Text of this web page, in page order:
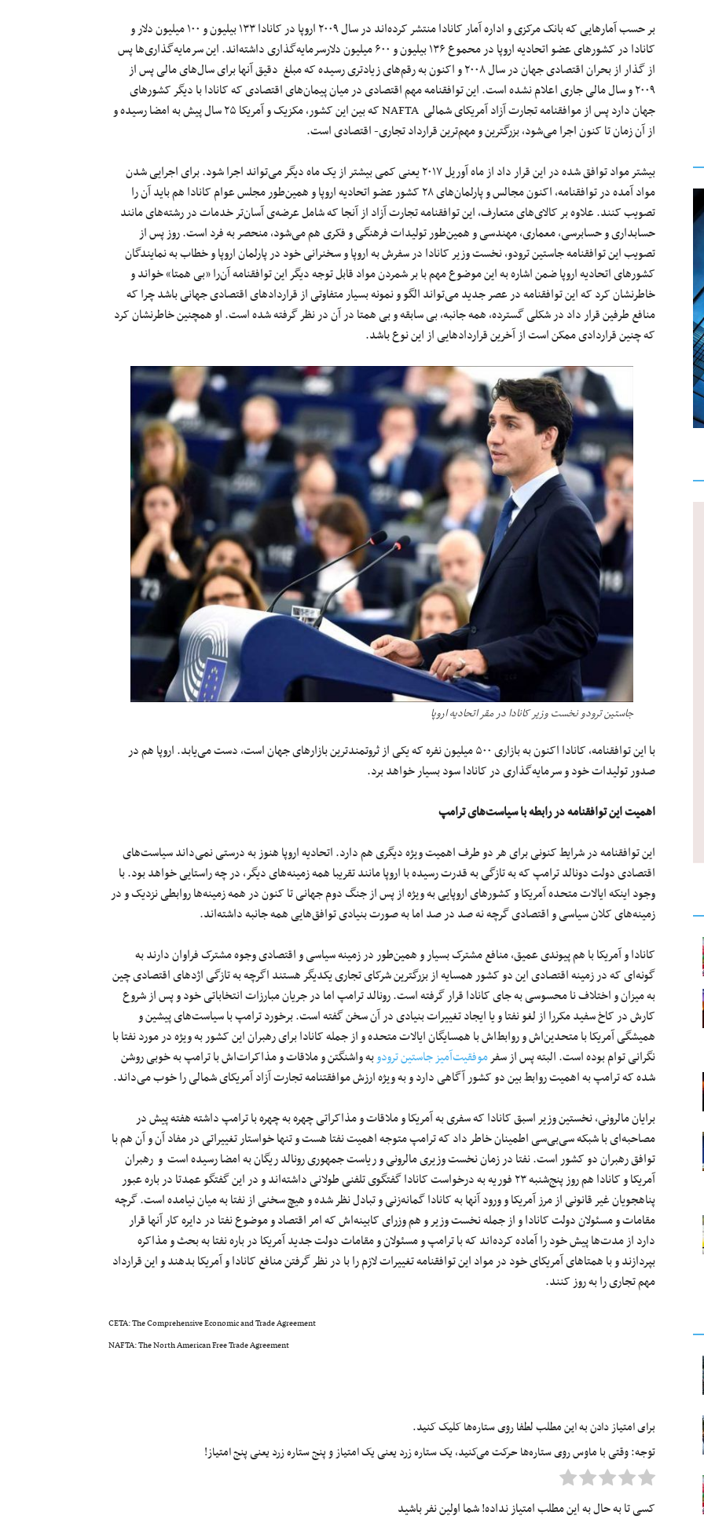
بر حسب آمارهایی که بانک مرکزی و اداره آمار کانادا منتشر کرده‌اند در سال ۲۰۰۹ اروپا در کانادا ۱۳۳ بیلیون و ۱۰۰ میلیون دلار و
کانادا در کشورهای عضو اتحادیه اروپا در محموع ۱۳۶ بیلیون و ۶۰۰ میلیون دلارسرمایه‌گذاری داشته‌اند. این سرمایه‌گذاری‌ها پس
از گذار از بحران اقتصادی جهان در سال ۲۰۰۸ و اکنون به رقم‌های زیادتری رسیده که مبلغ دقیق آنها برای سال‌های مالی پس از
۲۰۰۹ و سال مالی جاری اعلام نشده است. این توافقنامه مهم اقتصادی در میان پیمان‌های اقتصادی که کانادا با دیگر کشورهای
جهان دارد پس از موافقنامه تجارت آزاد آمریکای شمالی NAFTA که بین این کشور، مکزیک و آمریکا ۲۵ سال پیش به امضا رسیده و
از آن زمان تا کنون اجرا می‌شود، بزرگترین و مهم‌ترین قرارداد تجاری- اقتصادی است.
بیشتر مواد توافق شده در این قرار داد از ماه آوریل ۲۰۱۷ یعنی کمی بیشتر از یک ماه دیگر می‌تواند اجرا شود. برای اجرایی شدن
مواد آمده در توافقنامه، اکنون مجالس و پارلمان‌های ۲۸ کشور عضو اتحادیه اروپا و همین‌طور مجلس عوام کانادا هم باید آن را
تصویب کنند. علاوه بر کالای‌های متعارف، این توافقنامه تجارت آزاد از آنجا که شامل عرضه‌ی آسان‌تر خدمات در رشته‌های مانند
حسابداری و حسابرسی، معماری، مهندسی و همین‌طور تولیدات فرهنگی و فکری هم می‌شود، منحصر به فرد است. روز پس از
تصویب این توافقنامه جاستین ترودو، نخست وزیر کانادا در سفرش به اروپا و سخنرانی خود در پارلمان اروپا و خطاب به نمایندگان
کشورهای اتحادیه اروپا ضمن اشاره به این موضوع مهم با بر شمردن مواد قابل توجه دیگر این توافقنامه آن‌را «بی همتا» خواند و
خاطرنشان کرد که این توافقنامه در عصر جدید می‌تواند الگو و نمونه بسیار متفاوتی از قراردادهای اقتصادی جهانی باشد چرا که
منافع طرفین قرار داد در شکلی گسترده، همه جانبه، بی سابقه و بی همتا در آن در نظر گرفته شده است. او همچنین خاطرنشان کرد
که چنین قراردادی ممکن است از آخرین قراردادهایی از این نوع باشد.
جاستین ترودو نخست وزیر کانادا در مقر اتحادیه اروپا
با این توافقنامه، کانادا اکنون به بازاری ۵۰۰ میلیون نفره که یکی از ثروتمندترین بازارهای جهان است، دست می‌یابد. اروپا هم در
صدور تولیدات خود و سرمایه‌گذاری در کانادا سود بسیار خواهد برد.
اهمیت این توافقنامه در رابطه با سیاست‌های ترامپ
این توافقنامه در شرایط کنونی برای هر دو طرف اهمیت ویژه دیگری هم دارد. اتحادیه اروپا هنوز به درستی نمی‌داند سیاست‌های
اقتصادی دولت دونالد ترامپ که به تازگی به قدرت رسیده با اروپا مانند تقریبا همه زمینه‌های دیگر، در چه راستایی خواهد بود. با
وجود اینکه ایالات متحده آمریکا و کشورهای اروپایی به ویژه از پس از جنگ دوم جهانی تا کنون در همه زمینه‌ها روابطی نزدیک و در
زمینه‌های کلان سیاسی و اقتصادی گرچه نه صد در صد اما به صورت بنیادی توافق‌هایی همه جانبه داشته‌اند.
کانادا و آمریکا با هم پیوندی عمیق، منافع مشترک بسیار و همین‌طور در زمینه سیاسی و اقتصادی وجوه مشترک فراوان دارند به
گونه‌ای که در زمینه اقتصادی این دو کشور همسایه از بزرگترین شرکای تجاری یکدیگر هستند اگرچه به تازگی اژدهای اقتصادی چین
به میزان و اختلاف نا محسوسی به جای کانادا قرار گرفته است. رونالد ترامپ اما در جریان مبارزات انتخاباتی خود و پس از شروع
کارش در کاخ سفید مکررا از لغو نفتا و یا ایجاد تغییرات بنیادی در آن سخن گفته است. برخورد ترامپ با سیاست‌های پیشین و
همیشگی آمریکا با متحدین‌اش و روابط‌اش با همسایگان ایالات متحده و از جمله کانادا برای رهبران این کشور به ویژه در مورد نفتا با
نگرانی توام بوده است. البته پس از سفرموفقیت‌آمیز جاستین ترودوبه واشنگتن و ملاقات و مذاکرات‌اش با ترامپ به خوبی روشن
شده که ترامپ به اهمیت روابط بین دو کشور آگاهی دارد و به ویژه ارزش موافقتنامه تجارت آزاد آمریکای شمالی را خوب می‌داند.
برایان مالرونی، نخستین وزیر اسبق کانادا که سفری به آمریکا و ملاقات و مذاکراتی چهره به چهره با ترامپ داشته هفته پیش در
مصاحبه‌ای با شبکه سی‌بی‌سی اطمینان خاطر داد که ترامپ متوجه اهمیت نفتا هست و تنها خواستار تغییراتی در مفاد آن و آن هم با
توافق رهبران دو کشور است. نفتا در زمان نخست وزیری مالرونی و ریاست جمهوری رونالد ریگان به امضا رسیده است و رهبران
آمریکا و کانادا هم روز پنج‌شنبه ۲۳ فوریه به درخواست کانادا گفتگوی تلفنی طولانی داشته‌اند و در این گفتگو عمدتا در باره عبور
پناهجویان غیر قانونی از مرز آمریکا و ورود آنها به کانادا گمانه‌زنی و تبادل نظر شده و هیچ سخنی از نفتا به میان نیامده است. گرچه
مقامات و مسئولان دولت کانادا و از جمله نخست وزیر و هم وزرای کابینه‌اش که امر اقتصاد و موضوع نفتا در دایره کار آنها قرار
دارد از مدت‌ها پیش خود را آماده کرده‌اند که با ترامپ و مسئولان و مقامات دولت جدید آمریکا در باره نفتا به بحث و مذاکره
بپردازند و با همتاهای آمریکای خود در مواد این توافقنامه تغییرات لازم را با در نظر گرفتن منافع کانادا و آمریکا بدهند و این قرارداد
مهم تجاری را به روز کنند.
CETA: The Comprehensive Economic and Trade Agreement
NAFTA: The North American Free Trade Agreement
برای امتیاز دادن به این مطلب لطفا روی ستاره‌ها کلیک کنید.
توجه: وقتی با ماوس روی ستاره‌ها حرکت می‌کنید، یک ستاره زرد یعنی یک امتیاز و پنج ستاره زرد یعنی پنج امتیاز!
کسی تا به حال به این مطلب امتیاز نداده! شما اولین نفر باشید